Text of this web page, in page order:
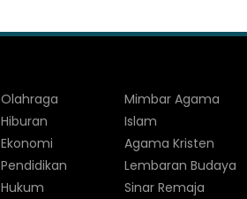
Olahraga
Hiburan
Ekonomi
Pendidikan
Hukum
Mimbar Agama
Islam
Agama Kristen
Lembaran Budaya
Sinar Remaja